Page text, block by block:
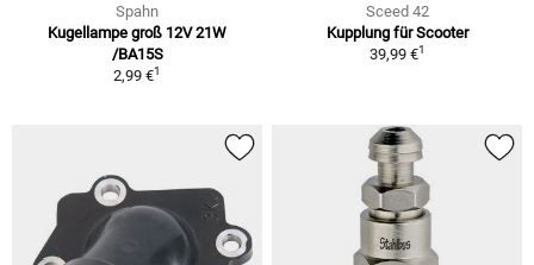
Spahn
Kugellampe groß 12V 21W
/BA15S
2,99 €1
Sceed 42
Kupplung für Scooter
39,99 €1